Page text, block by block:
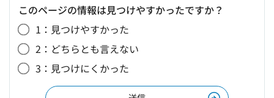
このページの情報は見つけやすかったですか？
1：見つけやすかった
2：どちらとも言えない
3：見つけにくかった